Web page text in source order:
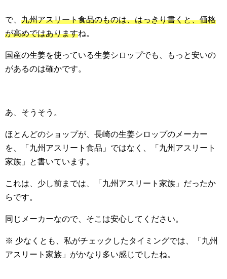
で、 九州アスリート食品のものは、はっきり書くと、価格
が高めではありますね。
国産の生姜を使っている生姜シロップでも、もっと安いの
があるのは確かです。
あ、そうそう。
ほとんどのショップが、長崎の生姜シロップのメーカー
を、「九州アスリート食品」ではなく、「九州アスリート
家族」と書いています。
これは、少し前までは、「九州アスリート家族」だったか
らです。
同じメーカーなので、そこは安心してください。
※ 少なくとも、私がチェックしたタイミングでは、「九州
アスリート家族」がかなり多い感じでしたね。